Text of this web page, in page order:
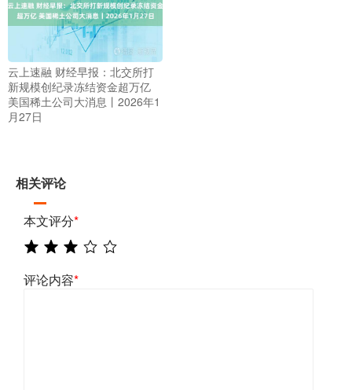
云上速融 财经早报：北交所打
新规模创纪录冻结资金超万亿
美国稀土公司大消息丨2026年1
月27日
相关评论
本文评分*
评论内容*